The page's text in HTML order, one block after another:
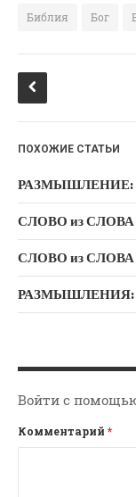
Беседы По Бытие
История-
Книга "Второе
Книги
Мини-Проповеди
Поэзия
Размышления
Семинар "Второе
Пришествие ИХ"
e
b
k
o
kl
ni
ki
Библия Бог
ПОХОЖИЕ СТАТЬИ
Войти с
Комментарий *